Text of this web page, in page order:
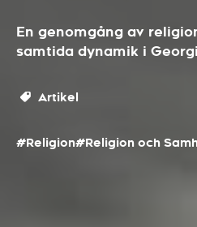
En genomgång av
samtida dynamik i
Artikel
#Religion#Religion och